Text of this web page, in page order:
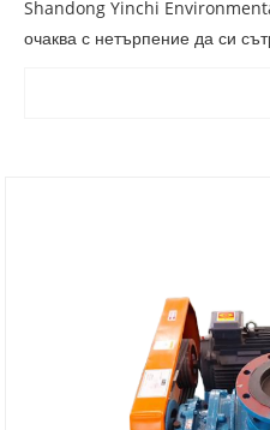
Shandong Yinchi
очаква с нетърпение да си